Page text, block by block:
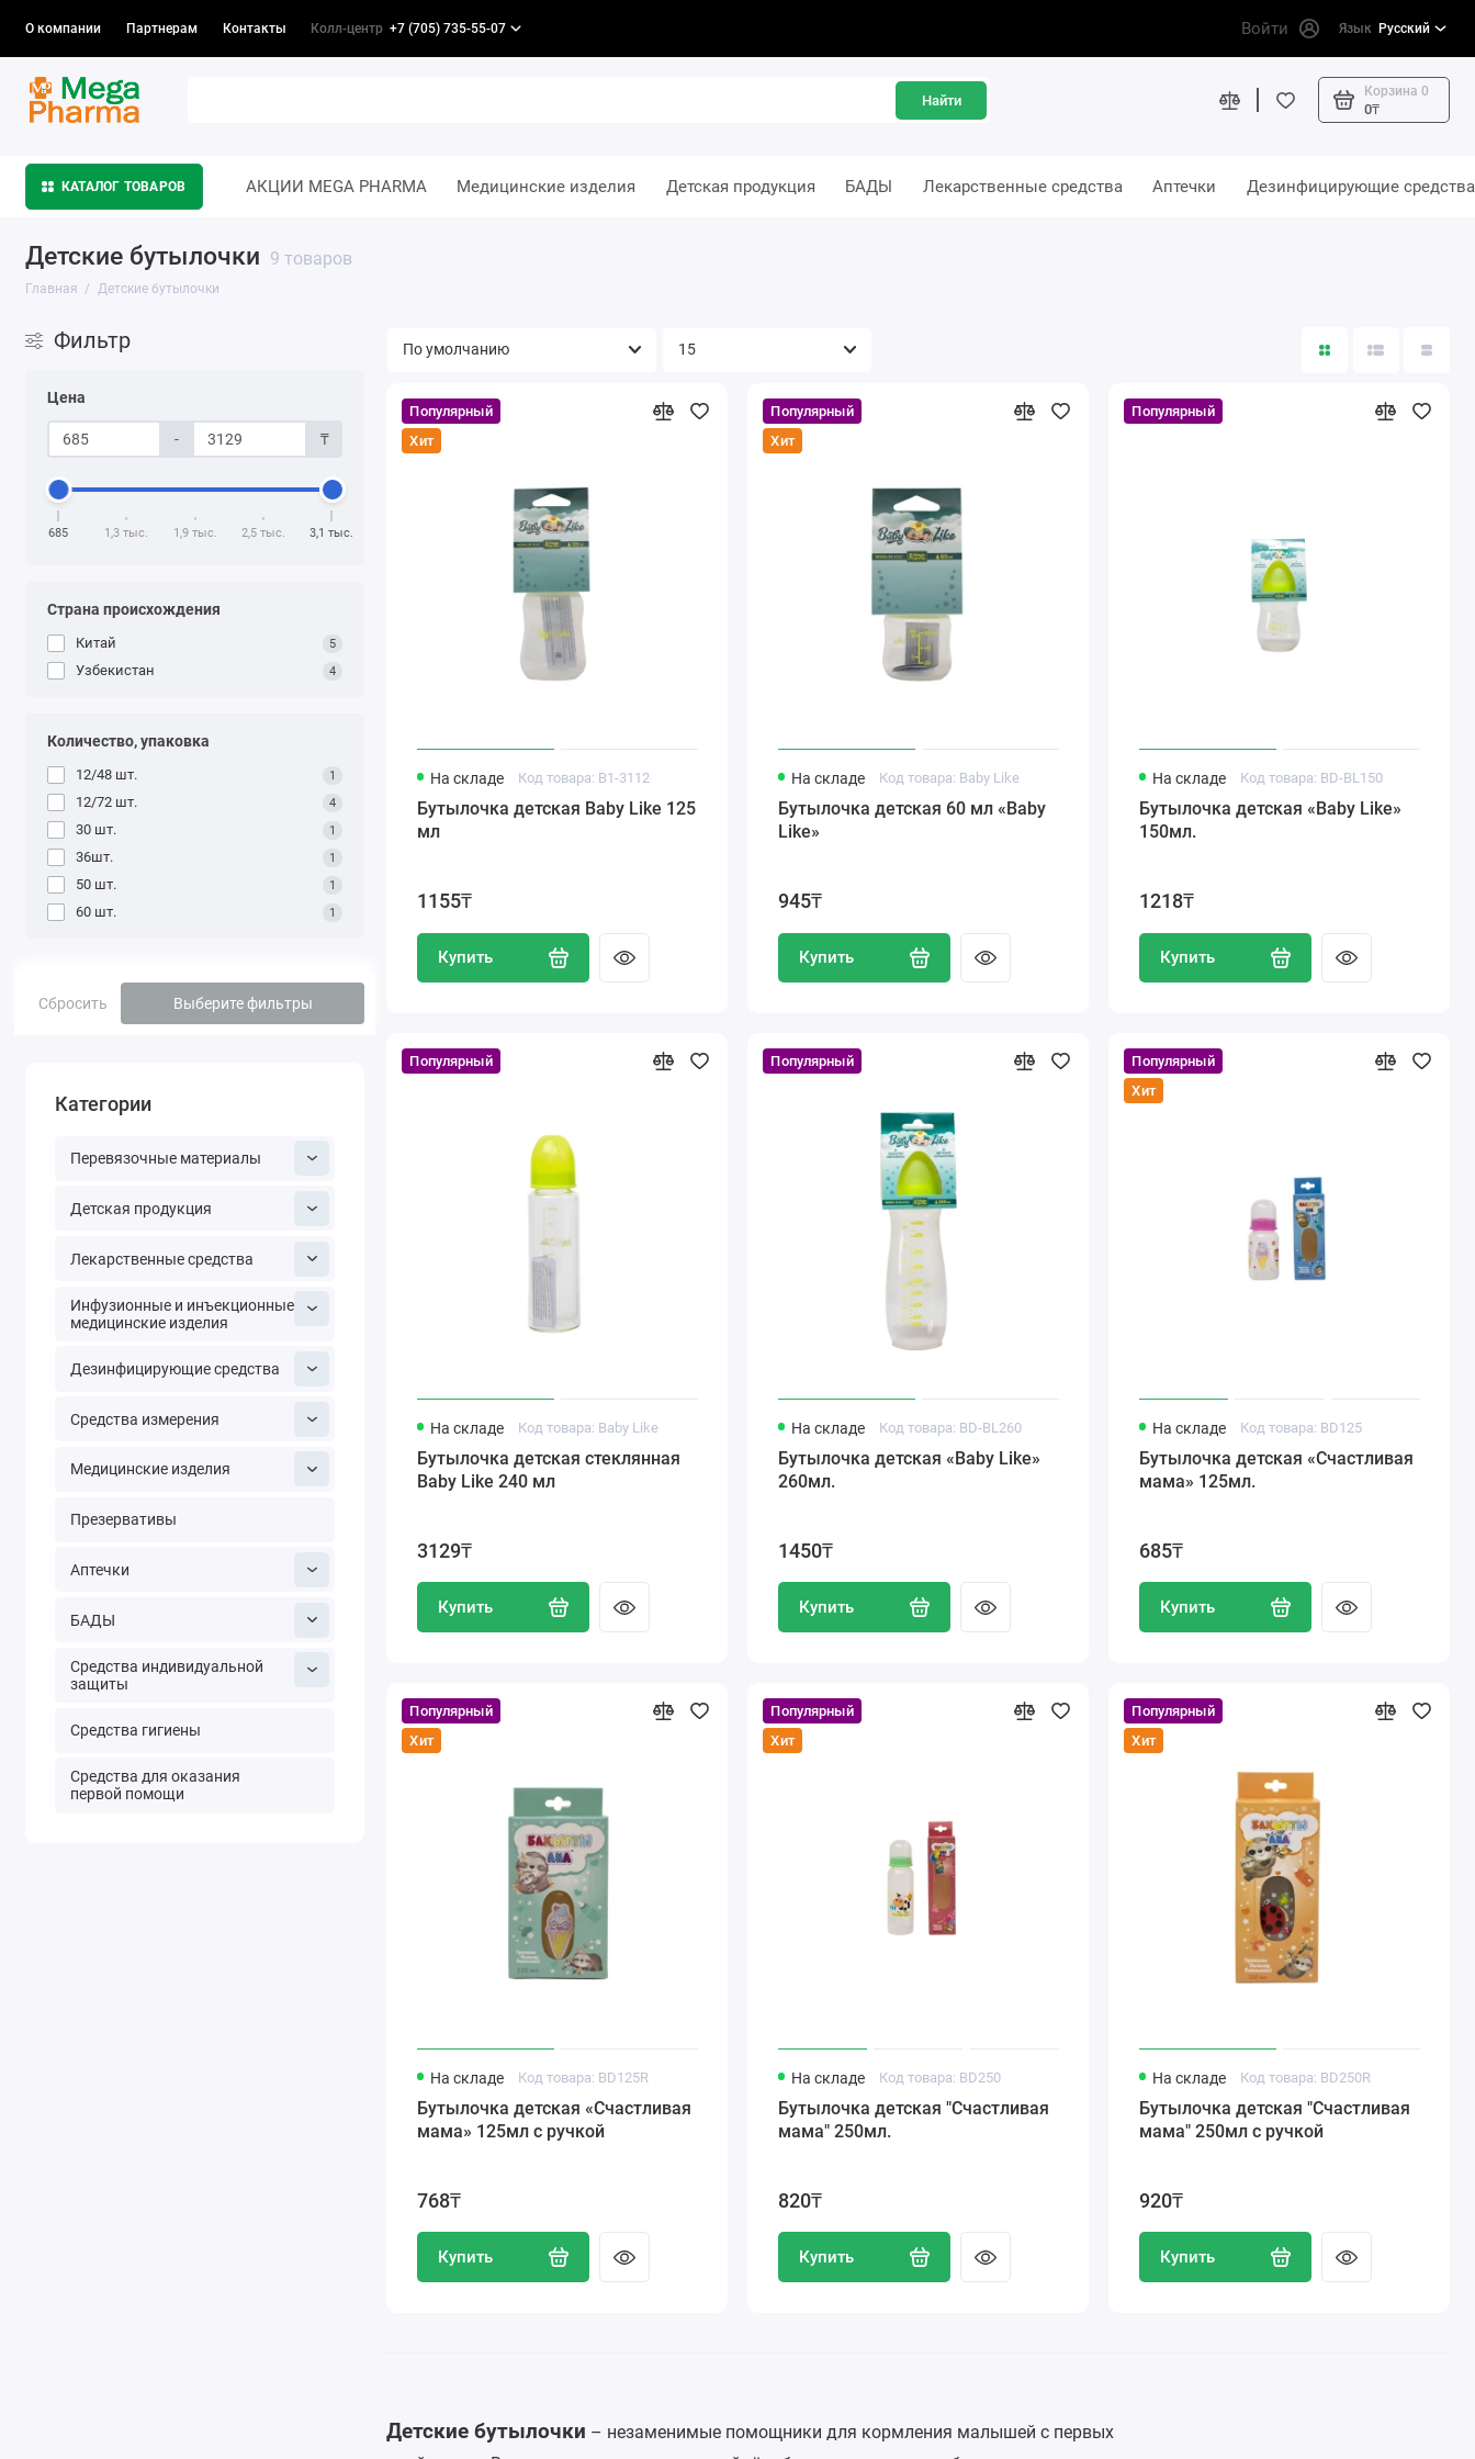
О компании Партнерам Контакты Колл-центр +7 (705) 735-55-07 Войти Язык Русский
Найти
Корзина 0
0₸
КАТАЛОГ ТОВАРОВ АКЦИИ MEGA PHARMA Медицинские изделия Детская продукция БАДЫ Лекарственные средства Аптечки Дезинфицирующие средства
Детские бутылочки 9 товаров
Главная Детские бутылочки
Фильтр
Цена
- ₸
685 1,3 тыс. 1,9 тыс. 2,5 тыс. 3,1 тыс.
Cтрана происхождения
Китай 5
Узбекистан 4
Количество, упаковка
12/48 шт. 1
12/72 шт. 4
30 шт. 1
36шт. 1
50 шт. 1
60 шт. 1
Сбросить Выберите фильтры
Категории
Перевязочные материалы
Детская продукция
Лекарственные средства
Инфузионные и инъекционные
медицинские изделия
Дезинфицирующие средства
Средства измерения
Медицинские изделия
Презервативы
Аптечки
БАДЫ
Средства индивидуальной
защиты
Средства гигиены
Средства для оказания
первой помощи
Популярный
Хит
На складе Код товара: B1-3112
Бутылочка детская Baby Like 125
мл
1155₸
Купить
Популярный
Хит
На складе Код товара: Baby Like
Бутылочка детская 60 мл «Baby
Like»
945₸
Купить
Популярный
На складе Код товара: BD-BL150
Бутылочка детская «Baby Like»
150мл.
1218₸
Купить
Популярный
На складе Код товара: Baby Like
Бутылочка детская стеклянная
Baby Like 240 мл
3129₸
Купить
Популярный
На складе Код товара: BD-BL260
Бутылочка детская «Baby Like»
260мл.
1450₸
Купить
Популярный
Хит
На складе Код товара: BD125
Бутылочка детская «Счастливая
мама» 125мл.
685₸
Купить
Популярный
Хит
На складе Код товара: BD125R
Бутылочка детская «Счастливая
мама» 125мл с ручкой
768₸
Купить
Популярный
Хит
На складе Код товара: BD250
Бутылочка детская "Счастливая
мама" 250мл.
820₸
Купить
Популярный
Хит
На складе Код товара: BD250R
Бутылочка детская "Счастливая
мама" 250мл с ручкой
920₸
Купить
Детские бутылочки – незаменимые помощники для кормления малышей с первых